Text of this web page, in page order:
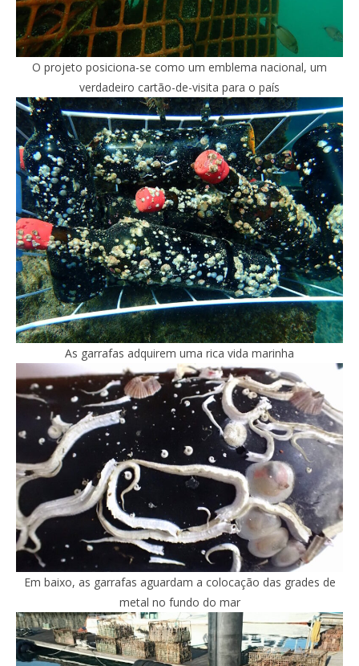
O projeto posiciona-se como um emblema nacional, um
verdadeiro cartão-de-visita para o país
As garrafas adquirem uma rica vida marinha
Em baixo, as garrafas aguardam a colocação das grades de
metal no fundo do mar